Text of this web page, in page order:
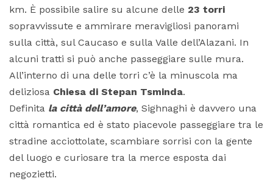
km. È possibile salire su alcune delle 23 torri
sopravvissute e ammirare meravigliosi panorami
sulla città, sul Caucaso e sulla Valle dell’Alazani. In
alcuni tratti si può anche passeggiare sulle mura.
All’interno di una delle torri c’è la minuscola ma
deliziosa Chiesa di Stepan Tsminda.
Definita la città dell’amore, Sighnaghi è davvero una
città romantica ed è stato piacevole passeggiare tra le
stradine acciottolate, scambiare sorrisi con la gente
del luogo e curiosare tra la merce esposta dai
negozietti.